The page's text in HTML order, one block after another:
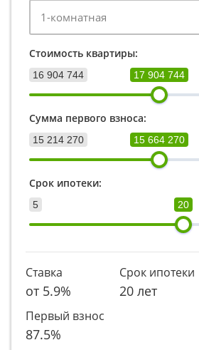
Стоимость квартиры:
16 904 744 17 904 744
Сумма первого взноса:
15 214 270 15 664 270
Срок ипотеки:
5 20
Ставка
от 5.9%
Срок ипотеки
20 лет
Первый взнос
87.5%